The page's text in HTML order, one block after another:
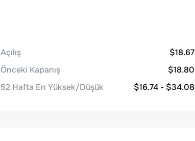
Açılış
$18.67
Önceki Kapanış
$18.80
52 Hafta En Yüksek/Düşük
$16.74 - $34.08